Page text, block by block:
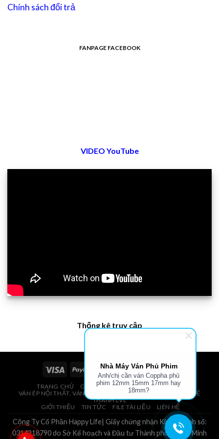
Chính sách đổi trả
FANPAGE FACEBOOK
VIDEO YouTube
Thống kê truy cập
TRANG CHỦ
GIÁ VÁN PHỦ PHIM, VÁN COPPHA
VÁN ÉP NỘI THẤT, VÁN ÉP BAO BÌ, VÁN SOFA, PALLETS, VÁN SẺ
THANH LVL
GIỚI THIỆU
TIN TỨC FILE TÀI LIỆU LIÊN HỆ
Công Ty Cổ Phần Happy Life| Giấy chứng nhận Kinh Doanh số:
0314218790 do Sở Kế hoạch và Đầu tư Thành phố Hồ Chí Minh
Nhà Máy Ván Phủ Phim
Anh/chị cần ván Coppha phủ
phim 12mm 15mm 17mm hay
18mm?